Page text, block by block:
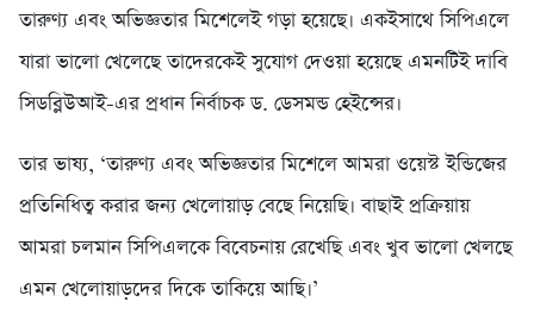
তারুণ্য এবং অভিজ্ঞতার মিশেলেই গড়া হয়েছে। একইসাথে সিপিএলে
যারা ভালো খেলেছে তাদেরকেই সুযোগ দেওয়া হয়েছে এমনটিই দাবি
সিডব্লিউআই-এর প্রধান নির্বাচক ড. ডেসমন্ড হেইন্সের।
তার ভাষ্য, ‘তারুণ্য এবং অভিজ্ঞতার মিশেলে আমরা ওয়েস্ট ইন্ডিজের
প্রতিনিধিত্ব করার জন্য খেলোয়াড় বেছে নিয়েছি। বাছাই প্রক্রিয়ায়
আমরা চলমান সিপিএলকে বিবেচনায় রেখেছি এবং খুব ভালো খেলছে
এমন খেলোয়াড়দের দিকে তাকিয়ে আছি।’